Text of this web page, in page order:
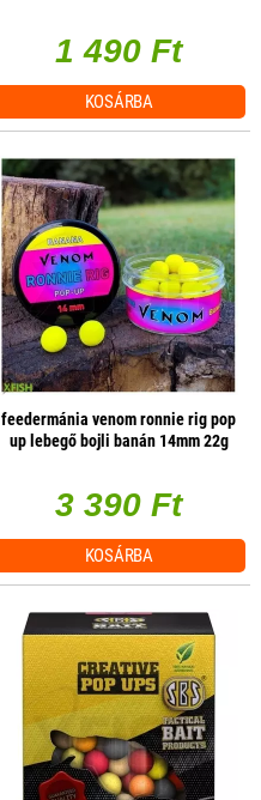
1 490 Ft
KOSÁRBA
feedermánia venom ronnie rig pop
up lebegő bojli banán 14mm 22g
3 390 Ft
KOSÁRBA